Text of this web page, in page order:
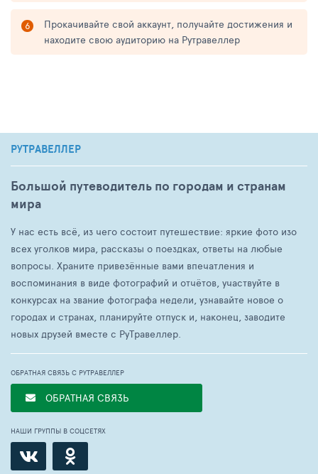
Прокачивайте свой аккаунт, получайте достижения и
находите свою аудиторию на Рутравеллер
РУТРАВЕЛЛЕР
Большой путеводитель по городам и странам
мира
У нас есть всё, из чего состоит путешествие: яркие фото изо
всех уголков мира, рассказы о поездках, ответы на любые
вопросы. Храните привезённые вами впечатления и
воспоминания в виде фотографий и отчётов, участвуйте в
конкурсах на звание фотографа недели, узнавайте новое о
городах и странах, планируйте отпуск и, наконец, заводите
новых друзей вместе с РуТравеллер.
ОБРАТНАЯ СВЯЗЬ С РУТРАВЕЛЛЕР
ОБРАТНАЯ СВЯЗЬ
НАШИ ГРУППЫ В СОЦСЕТЯХ